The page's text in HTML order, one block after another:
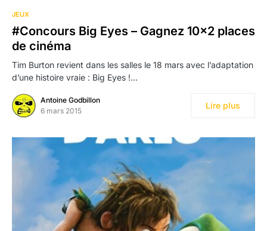
JEUX
#Concours Big Eyes – Gagnez 10×2 places
de cinéma
Tim Burton revient dans les salles le 18 mars avec l’adaptation
d’une histoire vraie : Big Eyes !…
Antoine Godbillon
6 mars 2015
Lire plus